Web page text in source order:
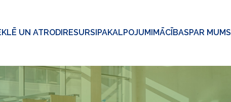
UN ATRODIRESURSIPAKALPOJUMIMĀCĪBASPAR MUMS